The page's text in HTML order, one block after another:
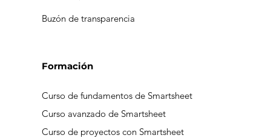
Formación
Curso de fundamentos de Smartsheet
Curso avanzado de Smartsheet
Curso de proyectos con Smartsheet
Buzón de transparencia